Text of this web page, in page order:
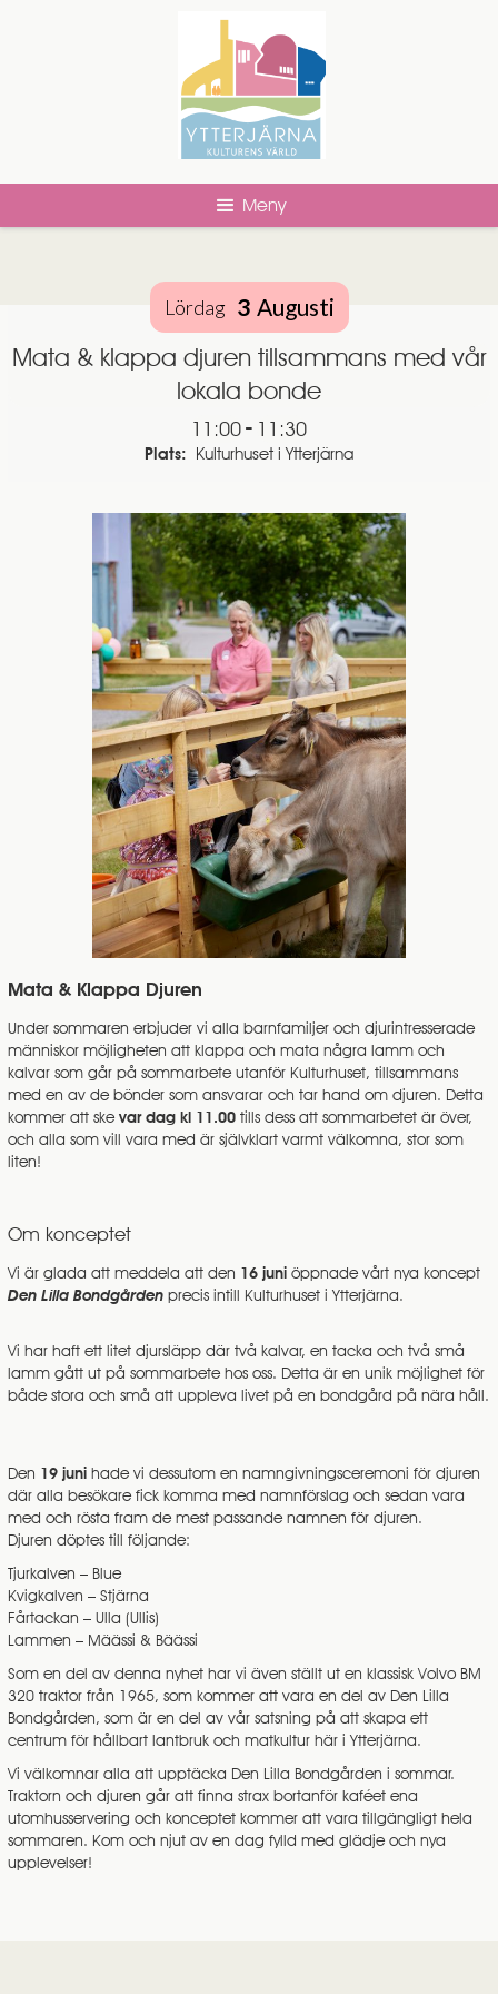
Meny
Lördag 3 Augusti
Mata & klappa djuren tillsammans med vår
lokala bonde
11:00- 11:30
Plats: Kulturhuset i Ytterjärna
Mata & Klappa Djuren
Under sommaren erbjuder vi alla barnfamiljer och djurintresserade
människor möjligheten att klappa och mata några lamm och
kalvar som går på sommarbete utanför Kulturhuset, tillsammans
med en av de bönder som ansvarar och tar hand om djuren. Detta
kommer att skevar dag kl 11.00 tills dess att sommarbetet är över,
och alla som vill vara med är självklart varmt välkomna, stor som
liten!
Om konceptet
Vi är glada att meddela att den 16 juni öppnade vårt nya koncept
Den Lilla Bondgården precis intill Kulturhuset i Ytterjärna.
Vi har haft ett litet djursläpp där två kalvar, en tacka och två små
lamm gått ut på sommarbete hos oss. Detta är en unik möjlighet för
både stora och små att uppleva livet på en bondgård på nära håll.
Den 19 juni hade vi dessutom en namngivningsceremoni för djuren
där alla besökare fick komma med namnförslag och sedan vara
med och rösta fram de mest passande namnen för djuren.
Djuren döptes till följande:
Tjurkalven – Blue
Kvigkalven – Stjärna
Fårtackan – Ulla (Ullis)
Lammen – Määssi & Bäässi
Som en del av denna nyhet har vi även ställt ut en klassisk Volvo BM
320 traktor från 1965, som kommer att vara en del av Den Lilla
Bondgården, som är en del av vår satsning på att skapa ett
centrum för hållbart lantbruk och matkultur här i Ytterjärna.
Vi välkomnar alla att upptäcka Den Lilla Bondgården i sommar.
Traktorn och djuren går att finna strax bortanför kaféet ena
utomhusservering och konceptet kommer att vara tillgängligt hela
sommaren. Kom och njut av en dag fylld med glädje och nya
upplevelser!